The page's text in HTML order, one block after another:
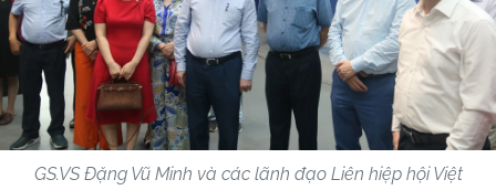
GS.VS Đặng Vũ Minh và các lãnh đạo Liên hiệp hội Việt